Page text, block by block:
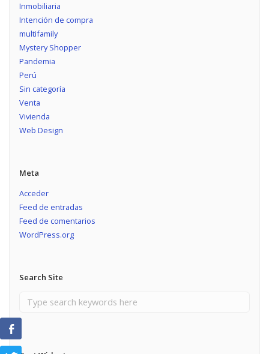
Inmobiliaria
Intención de compra
multifamily
Mystery Shopper
Pandemia
Perú
Sin categoría
Venta
Vivienda
Web Design
Meta
Acceder
Feed de entradas
Feed de comentarios
WordPress.org
Search Site